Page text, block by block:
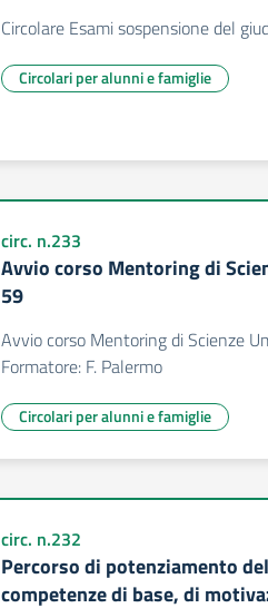
Circolare Esami sospensione del
Circolari per alunni e famiglie
circ. n.233
Avvio corso Mentoring di
59
Avvio corso Mentoring di Scienze
Formatore: F. Palermo
Circolari per alunni e famiglie
circ. n.232
Percorso di potenziamento
competenze di base, di